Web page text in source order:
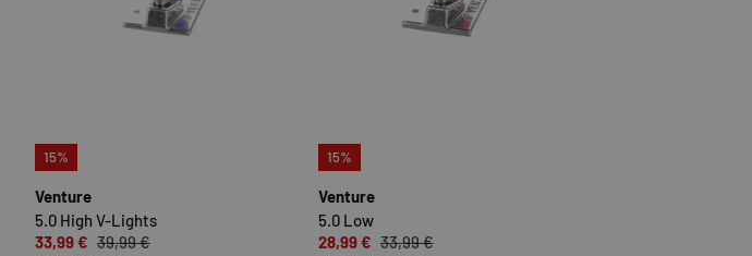
15%
Venture
5.0 High V-Lights
33,99 € 39,99 €
OPTIONEN AUSWÄHLEN
15%
Venture
5.0 Low
28,99 € 33,99 €